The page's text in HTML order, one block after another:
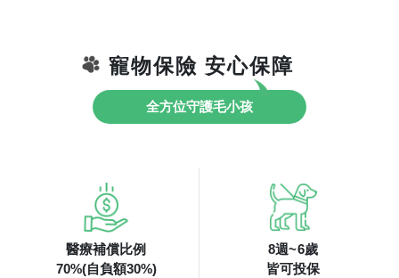
寵物保險 安心保障
全方位守護毛小孩
醫療補償比例
70%(自負額30%)
8週~6歲
皆可投保